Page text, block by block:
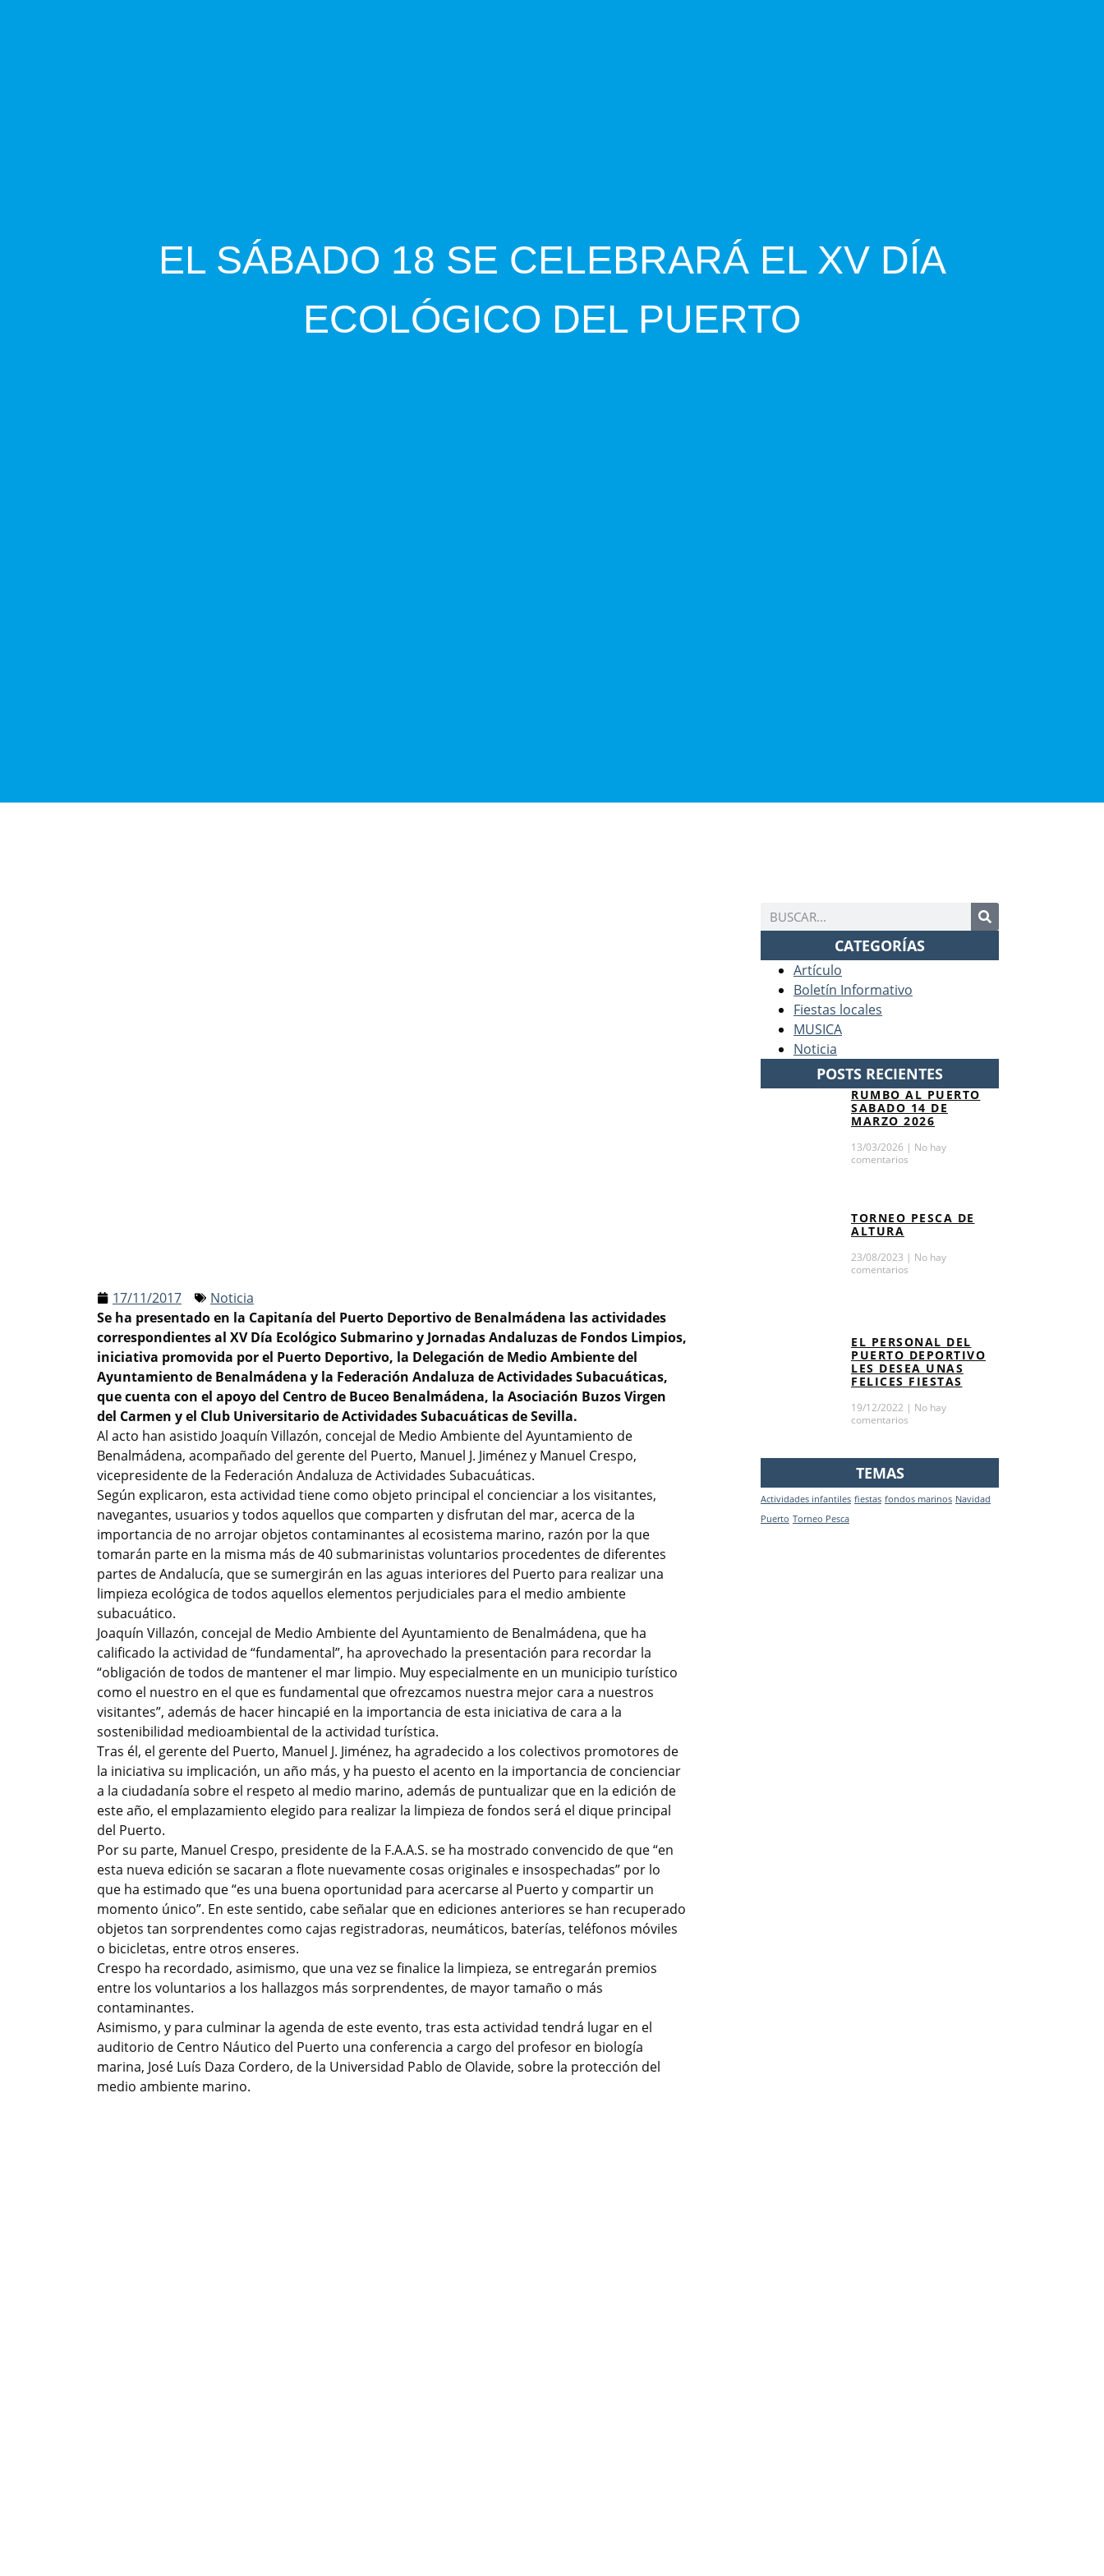
EL SÁBADO 18 SE CELEBRARÁ EL XV DÍA
ECOLÓGICO DEL PUERTO
17/11/2017
Noticia
Se ha presentado en la Capitanía del Puerto Deportivo de Benalmádena las actividades
correspondientes al XV Día Ecológico Submarino y Jornadas Andaluzas de Fondos Limpios,
iniciativa promovida por el Puerto Deportivo, la Delegación de Medio Ambiente del
Ayuntamiento de Benalmádena y la Federación Andaluza de Actividades Subacuáticas,
que cuenta con el apoyo del Centro de Buceo Benalmádena, la Asociación Buzos Virgen
del Carmen y el Club Universitario de Actividades Subacuáticas de Sevilla.
Al acto han asistido Joaquín Villazón, concejal de Medio Ambiente del Ayuntamiento de
Benalmádena, acompañado del gerente del Puerto, Manuel J. Jiménez y Manuel Crespo,
vicepresidente de la Federación Andaluza de Actividades Subacuáticas.
Según explicaron, esta actividad tiene como objeto principal el concienciar a los visitantes,
navegantes, usuarios y todos aquellos que comparten y disfrutan del mar, acerca de la
importancia de no arrojar objetos contaminantes al ecosistema marino, razón por la que
tomarán parte en la misma más de 40 submarinistas voluntarios procedentes de diferentes
partes de Andalucía, que se sumergirán en las aguas interiores del Puerto para realizar una
limpieza ecológica de todos aquellos elementos perjudiciales para el medio ambiente
subacuático.
Joaquín Villazón, concejal de Medio Ambiente del Ayuntamiento de Benalmádena, que ha
calificado la actividad de “fundamental”, ha aprovechado la presentación para recordar la
“obligación de todos de mantener el mar limpio. Muy especialmente en un municipio turístico
como el nuestro en el que es fundamental que ofrezcamos nuestra mejor cara a nuestros
visitantes”, además de hacer hincapié en la importancia de esta iniciativa de cara a la
sostenibilidad medioambiental de la actividad turística.
Tras él, el gerente del Puerto, Manuel J. Jiménez, ha agradecido a los colectivos promotores de
la iniciativa su implicación, un año más, y ha puesto el acento en la importancia de concienciar
a la ciudadanía sobre el respeto al medio marino, además de puntualizar que en la edición de
este año, el emplazamiento elegido para realizar la limpieza de fondos será el dique principal
del Puerto.
Por su parte, Manuel Crespo, presidente de la F.A.A.S. se ha mostrado convencido de que “en
esta nueva edición se sacaran a flote nuevamente cosas originales e insospechadas” por lo
que ha estimado que “es una buena oportunidad para acercarse al Puerto y compartir un
momento único”. En este sentido, cabe señalar que en ediciones anteriores se han recuperado
objetos tan sorprendentes como cajas registradoras, neumáticos, baterías, teléfonos móviles
o bicicletas, entre otros enseres.
Crespo ha recordado, asimismo, que una vez se finalice la limpieza, se entregarán premios
entre los voluntarios a los hallazgos más sorprendentes, de mayor tamaño o más
contaminantes.
Asimismo, y para culminar la agenda de este evento, tras esta actividad tendrá lugar en el
auditorio de Centro Náutico del Puerto una conferencia a cargo del profesor en biología
marina, José Luís Daza Cordero, de la Universidad Pablo de Olavide, sobre la protección del
medio ambiente marino.
CATEGORÍAS
Artículo
Boletín Informativo
Fiestas locales
MUSICA
Noticia
POSTS RECIENTES
RUMBO AL PUERTO
SABADO 14 DE
MARZO 2026
13/03/2026
No hay
comentarios
TORNEO PESCA DE
ALTURA
23/08/2023
No hay
comentarios
EL PERSONAL DEL
PUERTO DEPORTIVO
LES DESEA UNAS
FELICES FIESTAS
19/12/2022
No hay
comentarios
TEMAS
Actividades infantiles fiestas fondos marinos Navidad
Puerto Torneo Pesca